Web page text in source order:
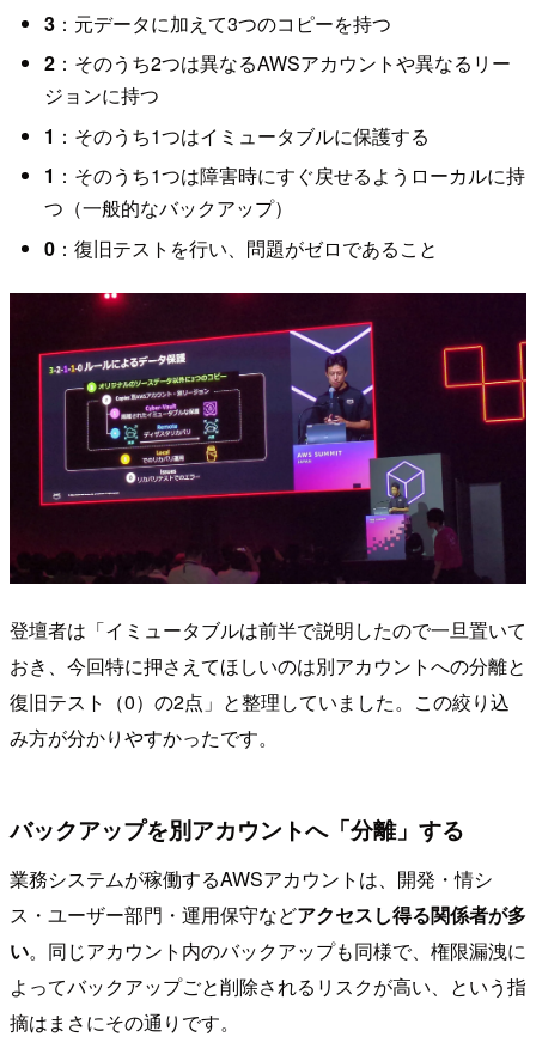
3：元データに加えて3つのコピーを持つ
2：そのうち2つは異なるAWSアカウントや異なるリー
ジョンに持つ
1 ：そのうち1つはイミュータブルに保護する
1 ：そのうち1つは障害時にすぐ戻せるようローカルに持
つ（一般的なバックアップ）
0：復旧テストを行い、問題がゼロであること
登壇者は「イミュータブルは前半で説明したので一旦置いて
おき、今回特に押さえてほしいのは別アカウントへの分離と
復旧テスト（0）の2点」と整理していました。この絞り込
み方が分かりやすかったです。
バックアップを別アカウントへ「分離」する
業務システムが稼働するAWSアカウントは、開発・情シ
ス・ユーザー部門・運用保守などアクセスし得る関係者が多
い。同じアカウント内のバックアップも同様で、権限漏洩に
よってバックアップごと削除されるリスクが高い、という指
摘はまさにその通りです。